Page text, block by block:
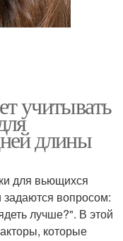
учитывать
длины
для вьющихся
вопросом:
лучше?". В этой
которые